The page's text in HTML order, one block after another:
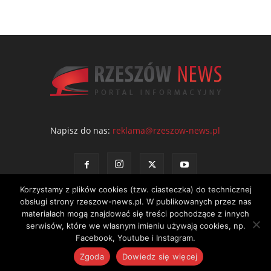
Napisz do nas: reklama@rzeszow-news.pl
Kontakt Polityka prywatności Regulamin portalu
© NEWS Sp. z o.o. - wydawca portalu Rzeszów News. Wszystkie prawa
zastrzeżone. Tel.: 601 97 55 30
Korzystamy z plików cookies (tzw. ciasteczka) do technicznej
obsługi strony rzeszow-news.pl. W publikowanych przez nas
materiałach mogą znajdować się treści pochodzące z innych
serwisów, które we własnym imieniu używają cookies, np.
Facebook, Youtube i Instagram.
Zgoda
Dowiedz się więcej